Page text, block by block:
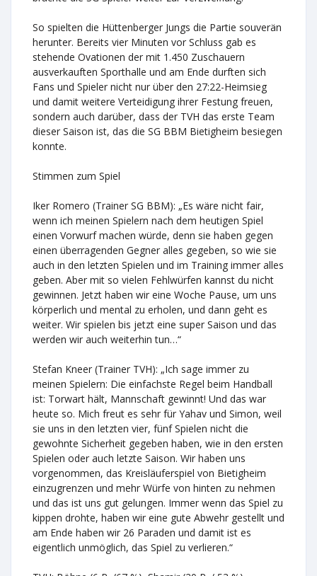
So spielten die Hüttenberger Jungs die Partie souverän
herunter. Bereits vier Minuten vor Schluss gab es
stehende Ovationen der mit 1.450 Zuschauern
ausverkauften Sporthalle und am Ende durften sich
Fans und Spieler nicht nur über den 27:22-Heimsieg
und damit weitere Verteidigung ihrer Festung freuen,
sondern auch darüber, dass der TVH das erste Team
dieser Saison ist, das die SG BBM Bietigheim besiegen
konnte.
Stimmen zum Spiel
Iker Romero (Trainer SG BBM): „Es wäre nicht fair,
wenn ich meinen Spielern nach dem heutigen Spiel
einen Vorwurf machen würde, denn sie haben gegen
einen überragenden Gegner alles gegeben, so wie sie
auch in den letzten Spielen und im Training immer alles
geben. Aber mit so vielen Fehlwürfen kannst du nicht
gewinnen. Jetzt haben wir eine Woche Pause, um uns
körperlich und mental zu erholen, und dann geht es
weiter. Wir spielen bis jetzt eine super Saison und das
werden wir auch weiterhin tun…“
Stefan Kneer (Trainer TVH): „Ich sage immer zu
meinen Spielern: Die einfachste Regel beim Handball
ist: Torwart hält, Mannschaft gewinnt! Und das war
heute so. Mich freut es sehr für Yahav und Simon, weil
sie uns in den letzten vier, fünf Spielen nicht die
gewohnte Sicherheit gegeben haben, wie in den ersten
Spielen oder auch letzte Saison. Wir haben uns
vorgenommen, das Kreisläuferspiel von Bietigheim
einzugrenzen und mehr Würfe von hinten zu nehmen
und das ist uns gut gelungen. Immer wenn das Spiel zu
kippen drohte, haben wir eine gute Abwehr gestellt und
am Ende haben wir 26 Paraden und damit ist es
eigentlich unmöglich, das Spiel zu verlieren.“